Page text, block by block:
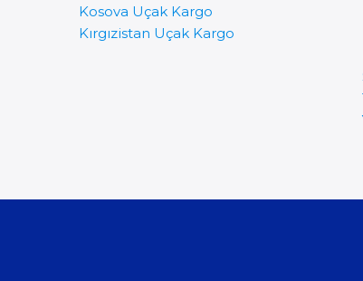
Kosova Uçak Kargo
Kırgızistan Uçak Kargo